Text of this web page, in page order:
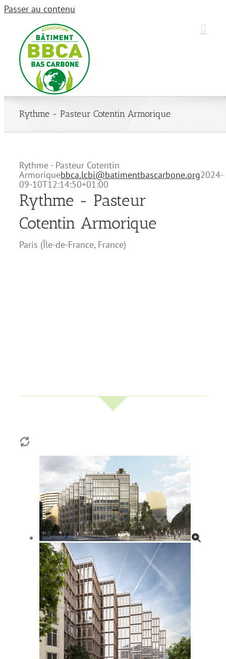
Passer au contenu
Rythme - Pasteur Cotentin Armorique
Rythme - Pasteur Cotentin
Armoriquebbca.lcbi@batimentbascarbone.org2024-
09-10T12:14:50+01:00
Rythme - Pasteur
Cotentin Armorique
Paris (Île-de-France, France)